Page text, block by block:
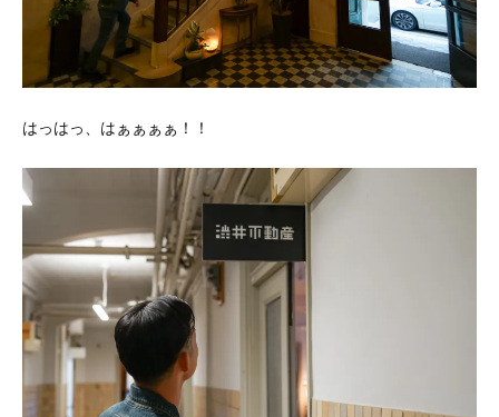
はっはっ、はぁぁぁぁ！！